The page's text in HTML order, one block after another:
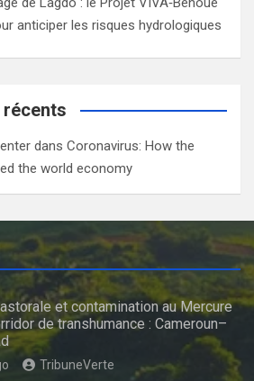
anticiper les risques hydrologiques
dans Coronavirus: How the
the world economy
et contamination au Mercure
de transhumance : Cameroun–
TribuneVerte